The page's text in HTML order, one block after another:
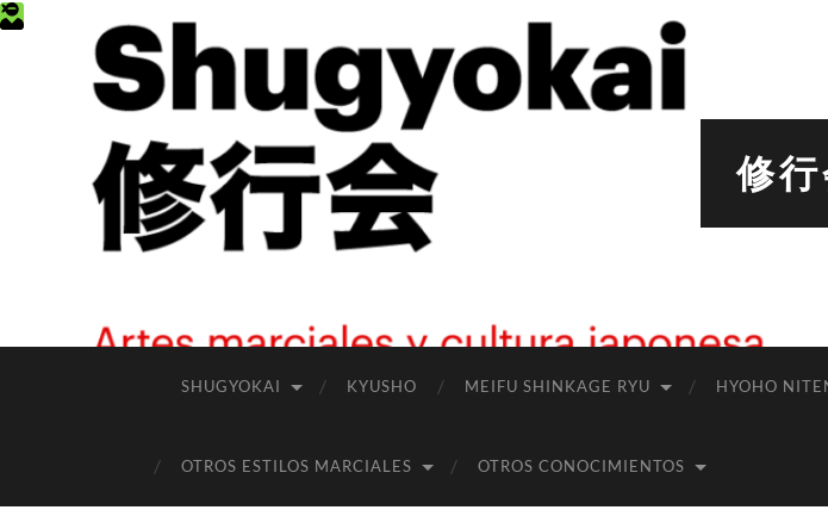
修
SHUGYOKAI KYUSHO MEIFU SHINKAGE RYU HYOHO
OTROS ESTILOS MARCIALES OTROS CONOCIMIENTOS